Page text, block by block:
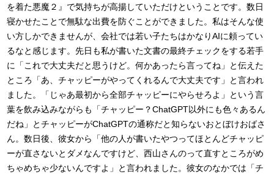
を着た悪魔２』で気持ちが高揚していただけということです。数日
寝かせたことで無駄な出費を防ぐことができました。私はそんな使
い方しかできませんが、会社では若い子たちはかなりAIに頼ってい
るなと感じます。先日も私が書いた文書の最終チェックをする若手
に「これで大丈夫だと思うけど。何かあったら言ってね」と伝えた
ところ「あ、チャッピーがやってくれるんで大丈夫です」と言われ
ました。「じゃあ最初から全部チャッピーにやらせろよ」という言
葉を飲み込みながらも「チャッピー？ChatGPT以外にも色々あるん
だね」とチャッピーがChatGPTの通称だと知らないおとぼけおばさ
ん。数日後、彼女から「他の人が書いたやつってほとんどチャッピ
ーが直さないとダメなんですけど、西山さんのって直すところがめ
ちゃめちゃ少ないんですよ」と言われました。彼女のなかでは「チ